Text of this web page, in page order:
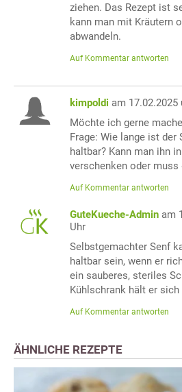
ziehen. Das Rezept ist
kann man mit Kräutern
abwandeln.
Auf Kommentar antworten
kimpoldi am 17.02.2025
Möchte ich gerne
Frage: Wie lange ist der
haltbar? Kann man ihn
verschenken oder
Auf Kommentar antworten
GuteKueche-Admin am
Uhr
Selbstgemachter Senf
haltbar sein, wenn er
ein sauberes, steriles
Kühlschrank hält er
Auf Kommentar antworten
ÄHNLICHE REZEPTE